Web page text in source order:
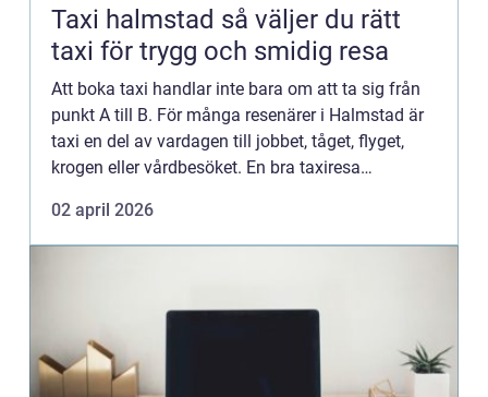
Taxi halmstad så väljer du rätt
taxi för trygg och smidig resa
Att boka taxi handlar inte bara om att ta sig från
punkt A till B. För många resenärer i Halmstad är
taxi en del av vardagen till jobbet, tåget, flyget,
krogen eller vårdbesöket. En bra taxiresa
priser o...
02 april 2026